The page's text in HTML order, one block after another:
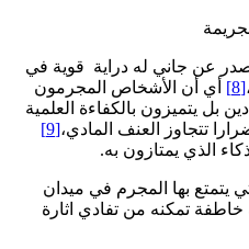
عن جاني له دراية قوية في
[8]
أي أن الأشخاص المجرمون
بل يتميزون بالكفاءة العلمية
تتجاوز العنف المادي،[9]
الذي يمتازون به.
يتمتع بها المجرم في ميدان
خاطفة تمكنه من تفادي اثارة